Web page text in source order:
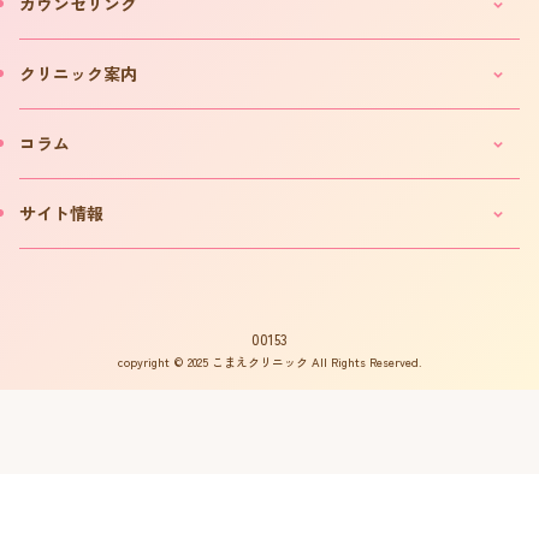
IVF(体外受精)カウンセリングのご案内
カウンセリング予約について
お問い合わせ
クリニック案内
院長プロフィール
よくある質問
コラム
インタビュー
不妊ルーム物語
サイト情報
00153
copyright © 2025 こまえクリニック All Rights Reserved.